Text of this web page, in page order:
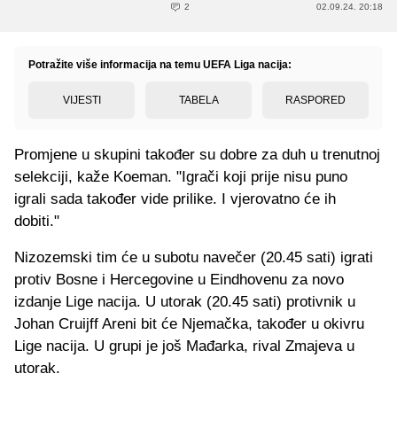
2 02.09.24. 20:18
Potražite više informacija na temu UEFA Liga nacija:
VIJESTI TABELA RASPORED
Promjene u skupini također su dobre za duh u trenutnoj
selekciji, kaže Koeman. "Igrači koji prije nisu puno
igrali sada također vide prilike. I vjerovatno će ih
dobiti."
Nizozemski tim će u subotu navečer (20.45 sati) igrati
protiv Bosne i Hercegovine u Eindhovenu za novo
izdanje Lige nacija. U utorak (20.45 sati) protivnik u
Johan Cruijff Areni bit će Njemačka, također u okivru
Lige nacija. U grupi je još Mađarka, rival Zmajeva u
utorak.